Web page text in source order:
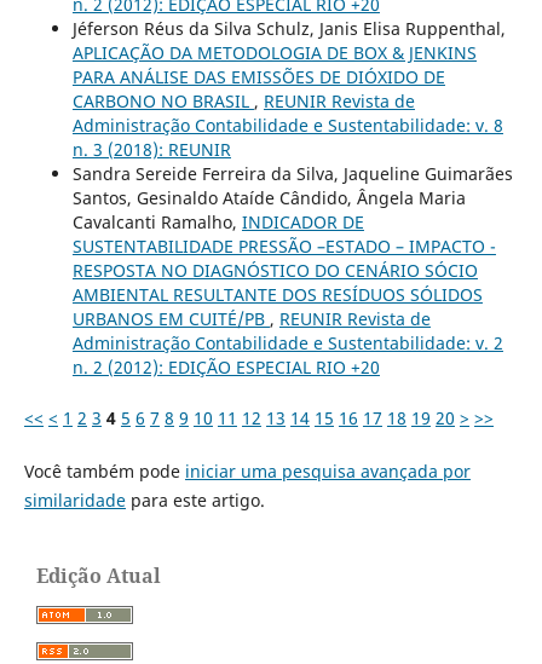
Jéferson Réus da Silva Schulz, Janis Elisa Ruppenthal,
APLICAÇÃO DA METODOLOGIA DE BOX & JENKINS
PARA ANÁLISE DAS EMISSÕES DE DIÓXIDO DE
CARBONO NO BRASIL , REUNIR Revista de
Administração Contabilidade e Sustentabilidade: v. 8
n. 3 (2018): REUNIR
Sandra Sereide Ferreira da Silva, Jaqueline Guimarães
Santos, Gesinaldo Ataíde Cândido, Ângela Maria
Cavalcanti Ramalho, INDICADOR DE
SUSTENTABILIDADE PRESSÃO –ESTADO – IMPACTO -
RESPOSTA NO DIAGNÓSTICO DO CENÁRIO SÓCIO
AMBIENTAL RESULTANTE DOS RESÍDUOS SÓLIDOS
URBANOS EM CUITÉ/PB , REUNIR Revista de
Administração Contabilidade e Sustentabilidade: v. 2
n. 2 (2012): EDIÇÃO ESPECIAL RIO +20
<< < 1 2 3 4 5 6 7 8 9 10 11 12 13 14 15 16 17 18 19 20 > >>
Você também pode iniciar uma pesquisa avançada por
similaridadepara este artigo.
Edição Atual